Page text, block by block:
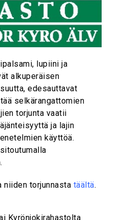
lupiini ja
alkuperäisen
edesauttavat
selkärangattomien
torjunta vaatii
ja lajin
käyttöä.
niiden torjunnasta täältä.
Kyrönjokirahastolta